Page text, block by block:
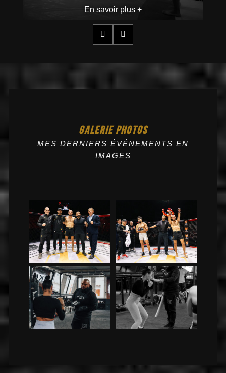
En savoir plus +
GALERIE PHOTOS
MES DERNIERS ÉVÉNEMENTS EN
IMAGES